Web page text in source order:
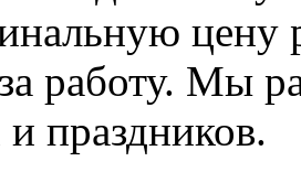
цену
работу. Мы
праздников.